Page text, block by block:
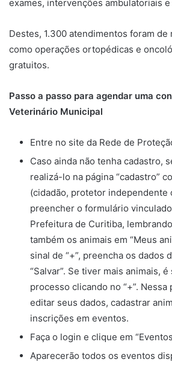
exames, intervenções ambulatoriais
Destes, 1.300 atendimentos foram de
como operações ortopédicas e
gratuitos.
Passo a passo para agendar uma
Veterinário Municipal
Entre no site da Rede de
Caso ainda não tenha cadastro,
realizá-lo na página “cadastro”
(cidadão, protetor independente
preencher o formulário
Prefeitura de Curitiba,
também os animais em “Meus
sinal de “+”, preencha os dados
“Salvar”. Se tiver mais animais,
processo clicando no “+”. Nessa
editar seus dados, cadastrar
inscrições em eventos.
Faça o login e clique em
Aparecerão todos os eventos